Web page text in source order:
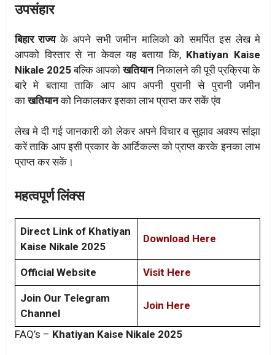
उपसंहार
बिहार राज्यके अपने सभी जमीन मालिको को समर्पित इस लेख मे
आपको विस्तार से ना केवल यह बताया कि, Khatiyan Kaise
Nikale 2025बल्कि आपकोखतियाननिकालने की पूरी प्रक्रिया के
बारे मे बताया ताकि आप आप अपनी पुरानी से पुरानी जमीन
काखतियानको निकालकर इसका लाभ प्राप्त कर सकें एंव
लेख मे दी गई जानकारी को लेकर अपने विचार व सुझाव अवश्य सांझा
करें ताकि आप इसी प्रकार के आर्टिकल्स को प्राप्त करके इनका लाभ
प्राप्त कर सकें।
महत्वपूर्ण लिंक्स
Direct Link of Khatiyan
Kaise Nikale 2025
Download Here
Official Website Visit Here
Join Our Telegram
Channel
Join Here
FAQ’s – Khatiyan Kaise Nikale 2025